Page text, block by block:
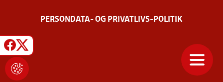
PERSONDATA- OG PRIVATLIVS-POLITIK